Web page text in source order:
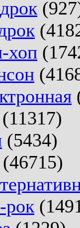
хоп
(11317)
(5434)
(46715)
рок